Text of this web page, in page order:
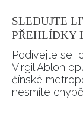
SLEDUJTE
PŘEHLÍDKY
Podívejte se,
Virgil Abloh
čínské
nesmíte